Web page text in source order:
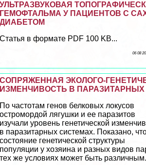
УЛЬТРАЗВУКОВАЯ
ГЕМОФТАЛЬМА У ПАЦИЕНТОВ С
ДИАБЕТОМ
Статья в формате PDF 100 KB...
06 08
СОПРЯЖЕННАЯ ЭКОЛОГО-
ИЗМЕНЧИВОСТЬ В
По частотам генов белковых локусов
остромордой лягушки и ее паразитов
изучали уровень генетической
в паразитарных системах. Показано,
состояние генетической структуры
популяции у хозяина и разных видов
тех же условиях может быть